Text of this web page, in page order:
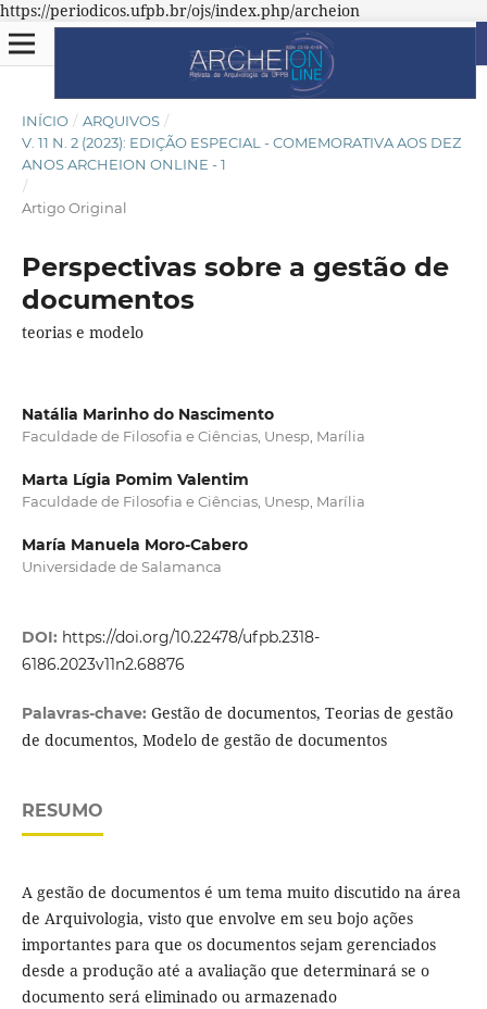
https://periodicos.ufpb.br/ojs/index.php/archeion
INÍCIO / ARQUIVOS /
V. 11 N. 2 (2023): EDIÇÃO ESPECIAL - COMEMORATIVA AOS DEZ
ANOS ARCHEION ONLINE - 1
/
Artigo Original
Perspectivas sobre a gestão de
documentos
teorias e modelo
Natália Marinho do Nascimento
Faculdade de Filosofia e Ciências, Unesp, Marília
Marta Lígia Pomim Valentim
Faculdade de Filosofia e Ciências, Unesp, Marília
María Manuela Moro-Cabero
Universidade de Salamanca
DOI: https://doi.org/10.22478/ufpb.2318-
6186.2023v11n2.68876
Palavras-chave: Gestão de documentos, Teorias de gestão
de documentos, Modelo de gestão de documentos
RESUMO
A gestão de documentos é um tema muito discutido na área
de Arquivologia, visto que envolve em seu bojo ações
importantes para que os documentos sejam gerenciados
desde a produção até a avaliação que determinará se o
documento será eliminado ou armazenado